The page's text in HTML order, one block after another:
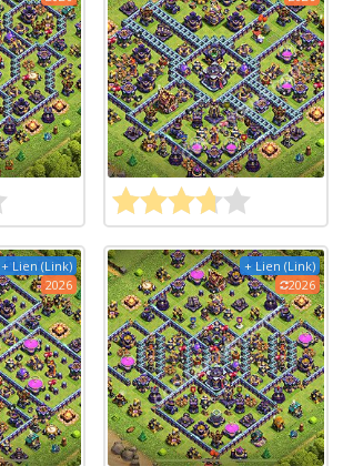
+ Lien (Link)
2026
+ Lien (Link)
2026